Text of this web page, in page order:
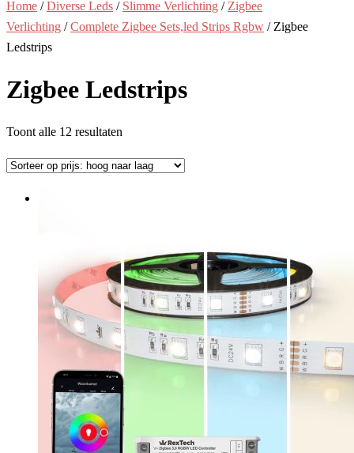
Home /Diverse Leds / Slimme Verlichting / Zigbee
Verlichting /Complete Zigbee Sets,led Strips Rgbw / Zigbee
Ledstrips
Zigbee Ledstrips
Toont alle 12 resultaten
prijs: